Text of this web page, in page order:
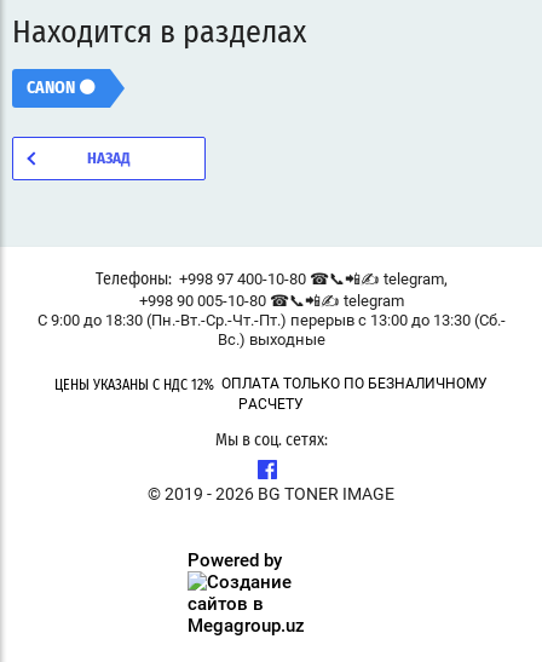
Находится в разделах
CANON ⚫
НАЗАД
Телефоны: +998 97 400-10-80 ☎📞📲✍ telegram,
+998 90 005-10-80 ☎📞📲✍ telegram
С 9:00 до 18:30 (Пн.-Вт.-Ср.-Чт.-Пт.) перерыв с 13:00 до 13:30 (Сб.-
Вс.) выходные
ЦЕНЫ УКАЗАНЫ С НДС 12% ОПЛАТА ТОЛЬКО ПО БЕЗНАЛИЧНОМУ
РАСЧЕТУ
Мы в соц. сетях:
© 2019 - 2026 BG TONER IMAGE
Powered by